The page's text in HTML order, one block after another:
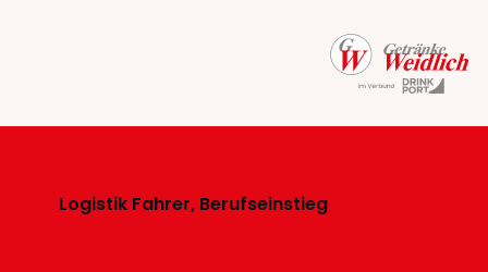
Logistik Fahrer, Berufseinstieg